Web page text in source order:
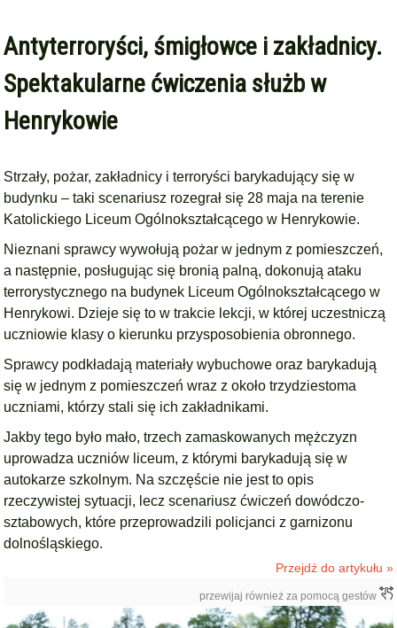
Antyterroryści, śmigłowce i zakładnicy.
Spektakularne ćwiczenia służb w
Henrykowie
Strzały, pożar, zakładnicy i terroryści barykadujący się w
budynku – taki scenariusz rozegrał się 28 maja na terenie
Katolickiego Liceum Ogólnokształcącego w Henrykowie.
Nieznani sprawcy wywołują pożar w jednym z pomieszczeń,
a następnie, posługując się bronią palną, dokonują ataku
terrorystycznego na budynek Liceum Ogólnokształcącego w
Henrykowi. Dzieje się to w trakcie lekcji, w której uczestniczą
uczniowie klasy o kierunku przysposobienia obronnego.
Sprawcy podkładają materiały wybuchowe oraz barykadują
się w jednym z pomieszczeń wraz z około trzydziestoma
uczniami, którzy stali się ich zakładnikami.
Jakby tego było mało, trzech zamaskowanych mężczyzn
uprowadza uczniów liceum, z którymi barykadują się w
autokarze szkolnym. Na szczęście nie jest to opis
rzeczywistej sytuacji, lecz scenariusz ćwiczeń dowódczo-
sztabowych, które przeprowadzili policjanci z garnizonu
dolnośląskiego.
Przejdź do artykułu »
przewijaj również za pomocą gestów